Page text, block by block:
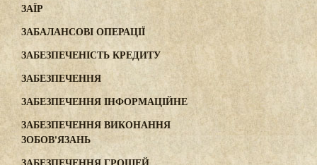
ЗАЇР
ЗАБАЛАНСОВІ ОПЕРАЦІЇ
ЗАБЕЗПЕЧЕНІСТЬ КРЕДИТУ
ЗАБЕЗПЕЧЕННЯ
ЗАБЕЗПЕЧЕННЯ ІНФОРМАЦІЙНЕ
ЗАБЕЗПЕЧЕННЯ ВИКОНАННЯ
ЗОБОВ'ЯЗАНЬ